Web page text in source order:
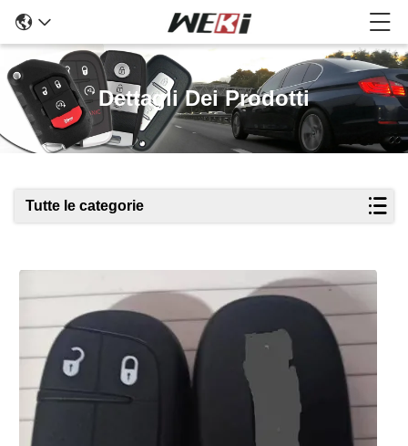
Dettagli Dei Prodotti
Tutte le categorie